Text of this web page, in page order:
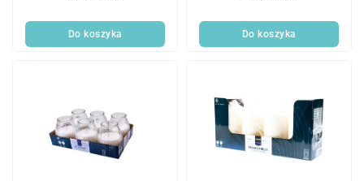
Do koszyka Do koszyka